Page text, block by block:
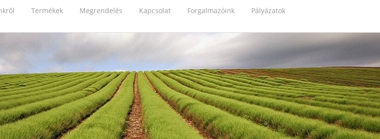
Termékek Megrendelés Kapcsolat Forgalmazóink Pályázatok